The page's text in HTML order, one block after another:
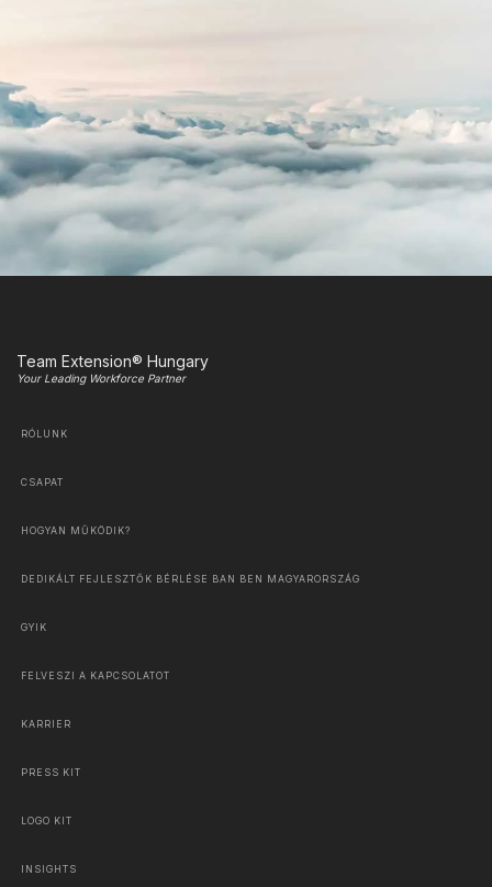
Team Extension® Hungary
Your Leading Workforce Partner
RÓLUNK
CSAPAT
HOGYAN MŰKÖDIK?
DEDIKÁLT FEJLESZTŐK BÉRLÉSE BAN BEN MAGYARORSZÁG
GYIK
FELVESZI A KAPCSOLATOT
KARRIER
PRESS KIT
LOGO KIT
INSIGHTS